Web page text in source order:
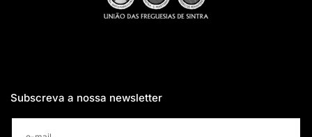
Subscreva a nossa newsletter